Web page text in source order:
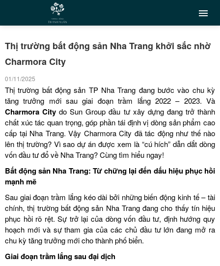
Thị trường bất động sản Nha Trang khởi sắc nhờ
Charmora City
01/11/2025
Thị trường bất động sản TP Nha Trang đang bước vào chu kỳ
tăng trưởng mới sau giai đoạn trầm lắng 2022 – 2023. Và
Charmora City do Sun Group đầu tư xây dựng đang trở thành
chất xúc tác quan trọng, góp phần tái định vị dòng sản phẩm cao
cấp tại Nha Trang. Vậy Charmora City đã tác động như thế nào
lên thị trường? Vì sao dự án được xem là “cú hích” dẫn dắt dòng
vốn đầu tư đổ về Nha Trang? Cùng tìm hiểu ngay!
Bất động sản Nha Trang: Từ chững lại đến dấu hiệu phục hồi
mạnh mẽ
Sau giai đoạn trầm lắng kéo dài bởi những biến động kinh tế – tài
chính, thị trường bất động sản Nha Trang đang cho thấy tín hiệu
phục hồi rõ rệt. Sự trở lại của dòng vốn đầu tư, định hướng quy
hoạch mới và sự tham gia của các chủ đầu tư lớn đang mở ra
chu kỳ tăng trưởng mới cho thành phố biển.
Giai đoạn trầm lắng sau đại dịch